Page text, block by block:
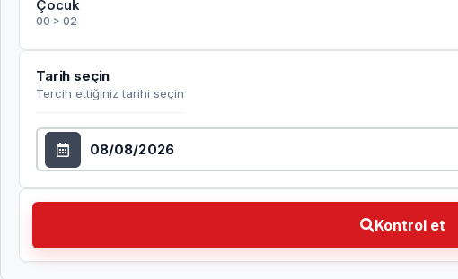
Çocuk
00 > 02
Tarih seçin
Tercih ettiğiniz tarihi seçin
Tarih seçin
Kontrol et
Kontrol et Tercih ettiğiniz tarihi seçin